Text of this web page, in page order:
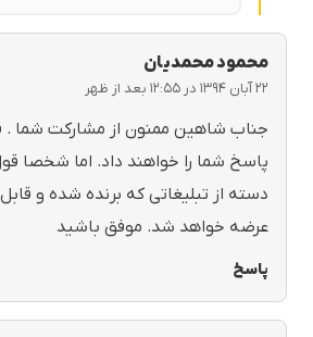
محمود محمدیان
۲۲ آبان ۱۳۹۴ در ۱۲:۵۵ بعد از ظهر
جناب شاهین ممنون از مشارکت شما .
پاسخ شما را خواهند داد. اما شخصا
دسته از تبلیغاتی که برنده شده و
عرضه خواهد شد. موفق باشید
پاسخ